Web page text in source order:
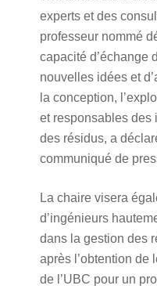
experts et des
professeur nommé
capacité d’échange
nouvelles idées et
la conception,
et responsables des
des résidus, a
communiqué de
La chaire visera
d’ingénieurs
dans la gestion des
après l’obtention de
de l’UBC pour un